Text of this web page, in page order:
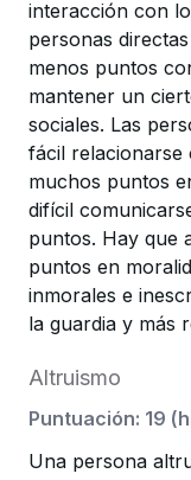
interacción con
personas
menos puntos
mantener un
sociales. Las
fácil relacionarse
muchos puntos
difícil
puntos. Hay que
puntos en
inmorales e
la guardia y más
Altruismo
Puntuación: 19 (
Una persona